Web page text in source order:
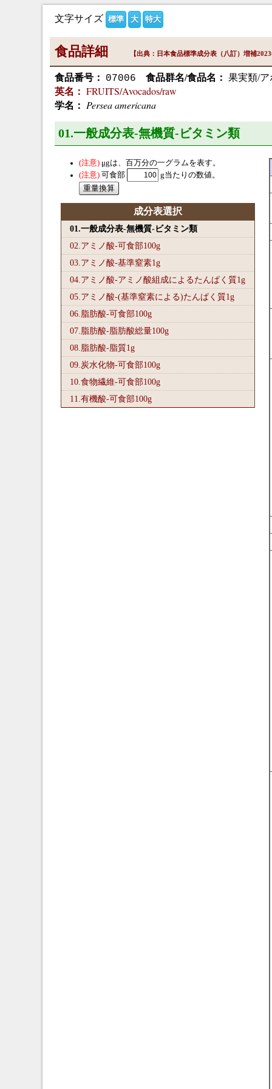
文字サイズ 標準 大 特大
食品詳細 【出典：日本食品標準成分表（八訂）増補
食品番号： 07006 食品群名/食品名： 果実類/
英名： FRUITS/Avocados/raw
学名： Persea americana
01.一般成分表-無機質-ビタミン類
μgは、百万分の一グラムを表す。
可食部
g当たりの数値。
成分表選択
01.一般成分表-無機質-ビタミン類
02.アミノ酸-可食部100g
03.アミノ酸-基準窒素1g
04.アミノ酸-アミノ酸組成によるたんぱく質1g
05.アミノ酸-(基準窒素による)たんぱく質1g
06.脂肪酸-可食部100g
07.脂肪酸-脂肪酸総量100g
08.脂肪酸-脂質1g
09.炭水化物-可食部100g
10.食物繊維-可食部100g
11.有機酸-可食部100g